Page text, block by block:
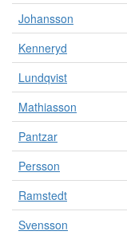
Johansson
Kenneryd
Lundqvist
Mathiasson
Pantzar
Persson
Ramstedt
Svensson